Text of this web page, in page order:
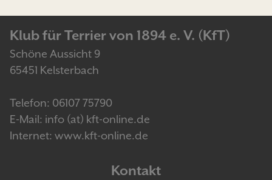
Klub für Terrier von 1894 e. V. (KfT)
Schöne Aussicht 9
65451 Kelsterbach
Telefon: 06107 75790
E-Mail: info (at) kft-online.de
Internet: www.kft-online.de
Kontakt